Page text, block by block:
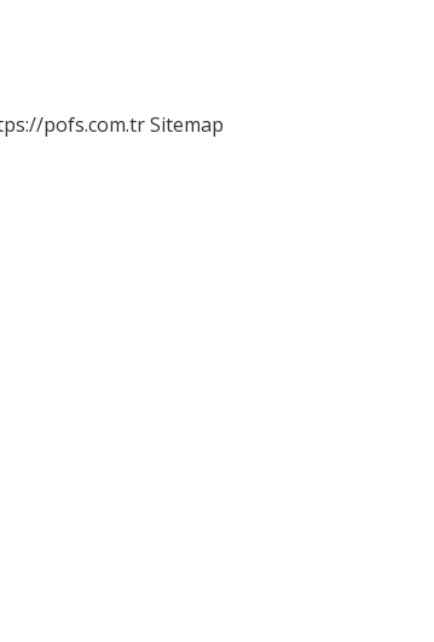
pofs.com.trSitemap